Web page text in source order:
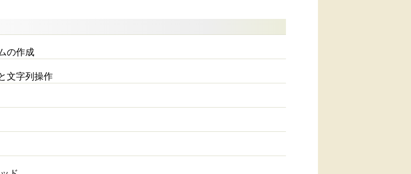
の作成
文字列操作